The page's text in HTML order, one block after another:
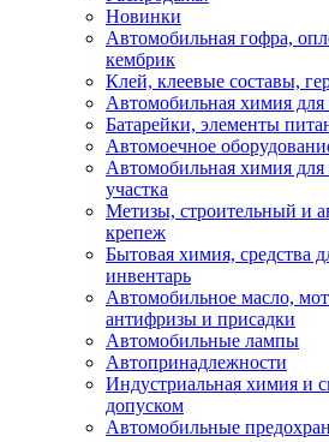
Новинки
Автомобильная гофра,
кембрик
Клей, клеевые составы,
Автомобильная химия
Батарейки, элементы
Автомоечное
Автомобильная химия для
участка
Метизы, строительный и
крепеж
Бытовая химия, средства
инвентарь
Автомобильное масло,
антифризы и присадки
Автомобильные лампы
Автопринадлежности
Индустриальная химия и
допуском
Автомобильные